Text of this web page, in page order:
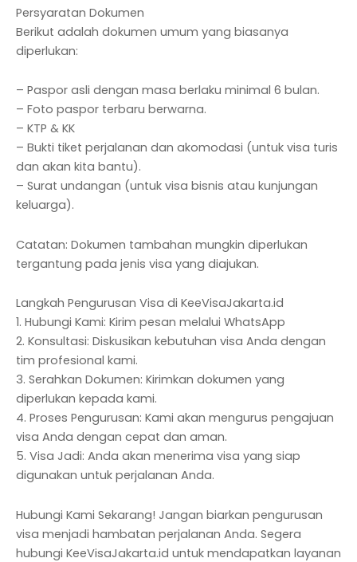
Persyaratan Dokumen
Berikut adalah dokumen umum yang biasanya
diperlukan:
– Paspor asli dengan masa berlaku minimal 6 bulan.
– Foto paspor terbaru berwarna.
– KTP & KK
– Bukti tiket perjalanan dan akomodasi (untuk visa turis
dan akan kita bantu).
– Surat undangan (untuk visa bisnis atau kunjungan
keluarga).
Catatan: Dokumen tambahan mungkin diperlukan
tergantung pada jenis visa yang diajukan.
Langkah Pengurusan Visa di KeeVisaJakarta.id
1. Hubungi Kami: Kirim pesan melalui WhatsApp
2. Konsultasi: Diskusikan kebutuhan visa Anda dengan
tim profesional kami.
3. Serahkan Dokumen: Kirimkan dokumen yang
diperlukan kepada kami.
4. Proses Pengurusan: Kami akan mengurus pengajuan
visa Anda dengan cepat dan aman.
5. Visa Jadi: Anda akan menerima visa yang siap
digunakan untuk perjalanan Anda.
Hubungi Kami Sekarang! Jangan biarkan pengurusan
visa menjadi hambatan perjalanan Anda. Segera
hubungi KeeVisaJakarta.id untuk mendapatkan layanan